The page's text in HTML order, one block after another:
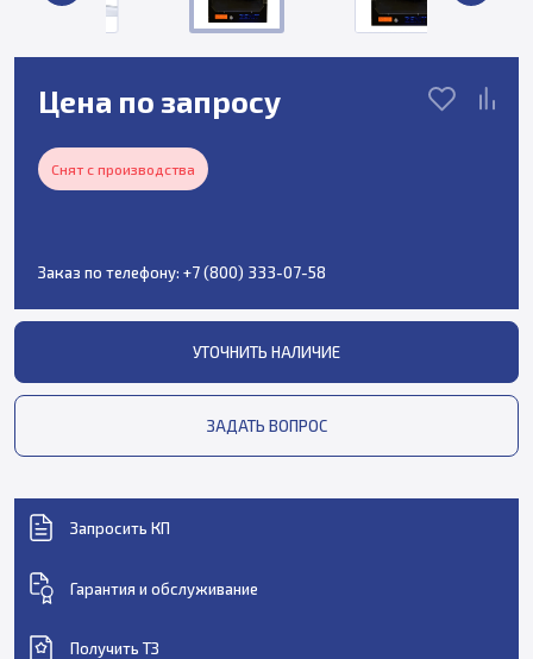
Цена по запросу
Снят с производства
Заказ по телефону: +7 (800) 333-07-58
УТОЧНИТЬ НАЛИЧИЕ
ЗАДАТЬ ВОПРОС
Запросить КП
Гарантия и обслуживание
Получить ТЗ